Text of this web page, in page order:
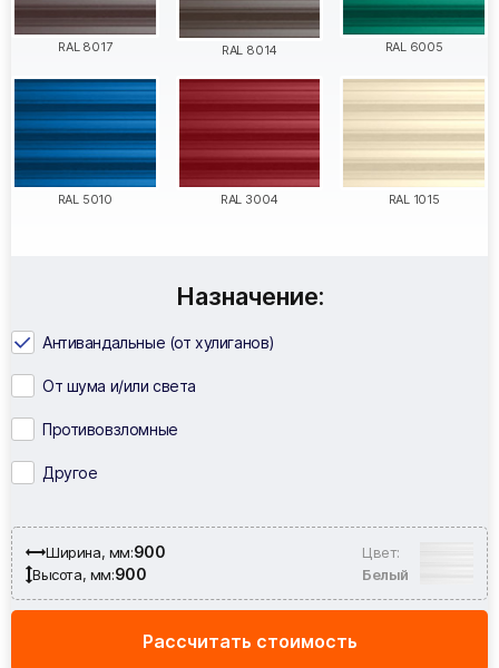
RAL 8017 RAL 8014 RAL 6005
RAL 5010 RAL 3004 RAL 1015
Назначение:
Антивандальные (от хулиганов)
От шума и/или света
Противовзломные
Другое
Ширина, мм:900
Высота, мм:900
Цвет:
Белый
Рассчитать стоимость